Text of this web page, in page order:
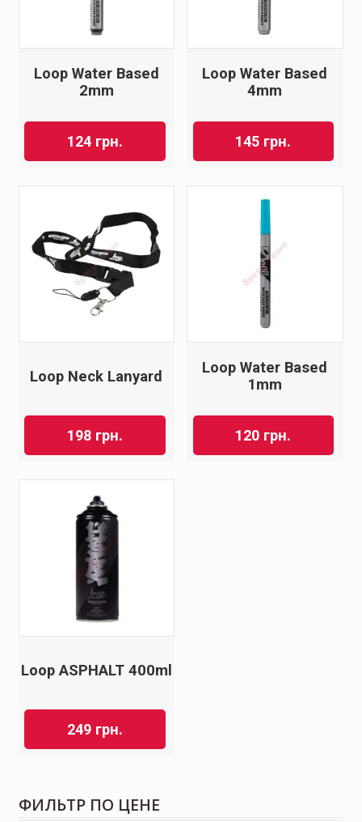
Loop Water Based
2mm
124 грн.
Loop Water Based
4mm
145 грн.
Loop Neck Lanyard
198 грн.
Loop Water Based
1mm
120 грн.
Loop ASPHALT 400ml
249 грн.
ФИЛЬТР ПО ЦЕНЕ